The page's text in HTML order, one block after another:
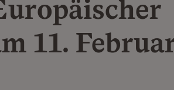
11.